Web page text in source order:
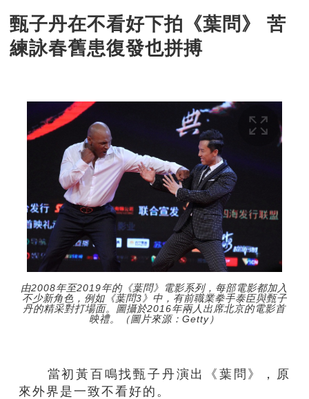
甄子丹在不看好下拍《葉問》 苦
練詠春舊患復發也拼搏
由2008年至2019年的《葉問》電影系列，每部電影都加入
不少新角色，例如《葉問3》中，有前職業拳手泰臣與甄子
丹的精采對打場面。圖攝於2016年兩人出席北京的電影首
映禮。（圖片來源：Getty）
當初黃百鳴找甄子丹演出《葉問》，原
來外界是一致不看好的。